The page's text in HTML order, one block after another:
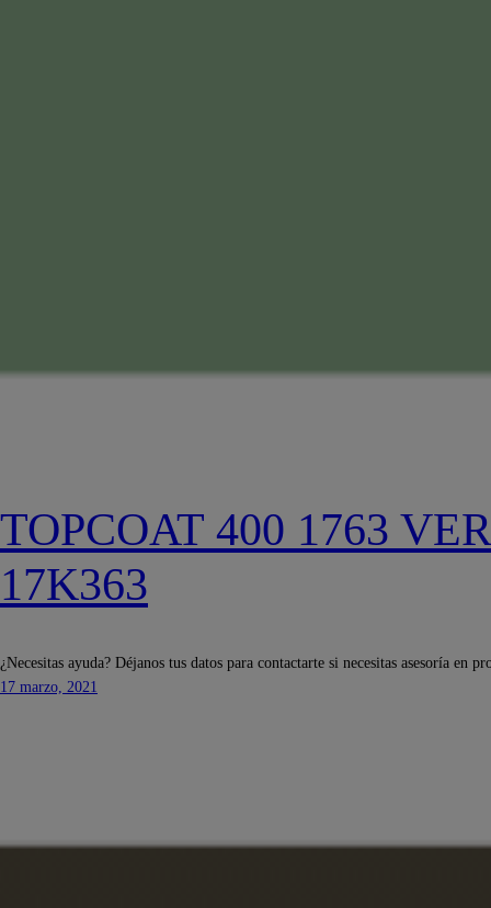
TOPCOAT 400 1763
17K363
¿Necesitas ayuda? Déjanos tus datos para contactarte si necesitas asesoría en
17 marzo, 2021